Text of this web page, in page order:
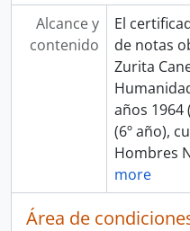
Alcance y
contenido
El
de notas
Zurita
años 1964
(6º año),
Hombres
more
Área de